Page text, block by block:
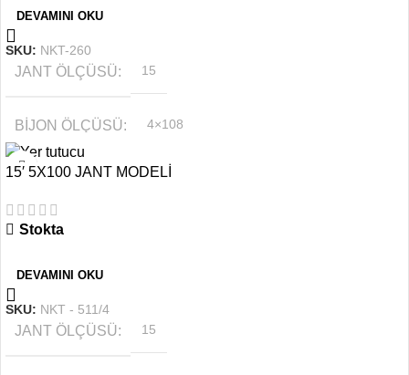
DEVAMINI OKU
SKU: NKT-260
JANT ÖLÇÜSÜ 15
BIJON ÖLÇÜSÜ 4×108
RENK Gri
OFSET
15′ 5X100 JANT MODELİ
Stokta
DEVAMINI OKU
SKU: NKT - 511/4
JANT ÖLÇÜSÜ 15